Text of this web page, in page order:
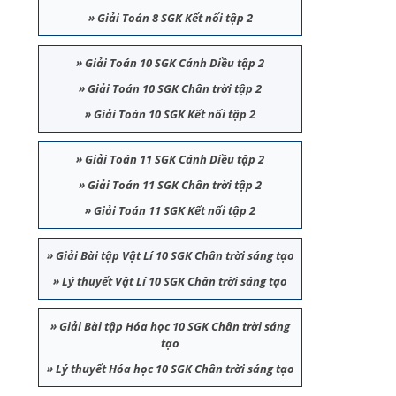
»Giải Toán 8 SGK Kết nối tập 2
»Giải Toán 10 SGK Cánh Diều tập 2
»Giải Toán 10 SGK Chân trời tập 2
»Giải Toán 10 SGK Kết nối tập 2
»Giải Toán 11 SGK Cánh Diều tập 2
»Giải Toán 11 SGK Chân trời tập 2
»Giải Toán 11 SGK Kết nối tập 2
»Giải Bài tập Vật Lí 10 SGK Chân trời sáng tạo
»Lý thuyết Vật Lí 10 SGK Chân trời sáng tạo
»Giải Bài tập Hóa học 10 SGK Chân trời sáng
tạo
»Lý thuyết Hóa học 10 SGK Chân trời sáng tạo